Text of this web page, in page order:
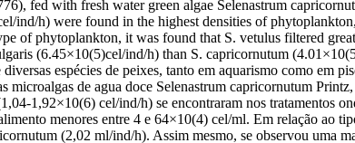
fed with fresh water green algae Selenastrum
ind/h) were found in the highest densities of
of phytoplankton, it was found that S. vetulus filtered
(6.45×10(5)cel/ind/h) than S. capricornutum
espécies de peixes, tanto em aquarismo como em
microalgas de agua doce Selenastrum capricornutum
1,92×10(6) cel/ind/h) se encontraram nos tratamentos
menores entre 4 e 64×10(4) cel/ml. Em relação
(2,02 ml/ind/h). Assim mesmo, se observou uma